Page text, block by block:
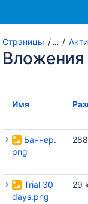
Страницы …
Вложения
Имя
Баннер.
png
Trial 30
days.png
29